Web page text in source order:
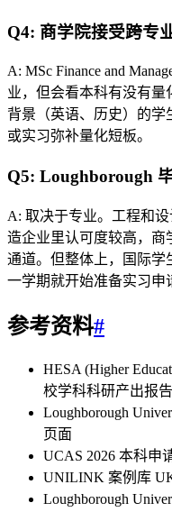
Q4: 商学院接受跨专
A: MSc Finance and
业，但会看本科有没有
背景（英语、历史）的学
或实习弥补量化短板。
Q5: Loughborough
A: 取决于专业。工程和设
造企业里认可度较高，商
通道。但整体上，国际学
一学期就开始准备实习申
参考资料#
HESA (Higher
校学科科研产出报告
Loughborough
页面
UCAS 2026 本科申
UNILINK 案例库
Loughborough